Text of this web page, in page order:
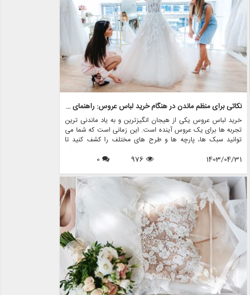
نکاتی برای منظم ماندن در هنگام خرید لباس عروس: راهنمای عروس
خرید لباس عروس یکی از هیجان انگیزترین و به یاد ماندنی ترین
تجربه ها برای یک عروس آینده است. این زمانی است که شما می
توانید سبک ها، پارچه ها و طرح های مختلف را کشف کنید تا
لباس مناسبی را پیدا کنید که در روز خاص خود احساس یک
شاهزاده خانم را به شما بدهد. با این حال، با وجود گزینه های بسیار
باشد. اینجاست که منظم ماندن به کارتان می آید. در این مقاله،
نکات ارزشمندی را برای منظم ماندن در هنگام خرید لباس عروس، با
تمرکز بر ایجاد تجربه لذت بخش و بدون استرس، مورد بحث قرار
می دهیم.
1403/04/31
976
0